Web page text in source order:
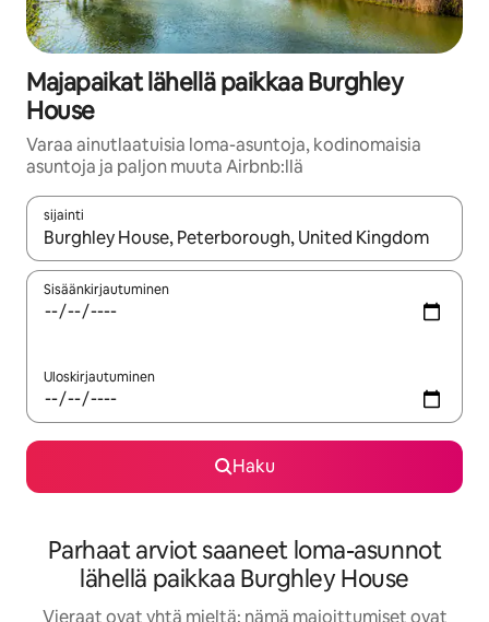
Majapaikat lähellä paikkaa Burghley
House
Varaa ainutlaatuisia loma-asuntoja, kodinomaisia
asuntoja ja paljon muuta Airbnb:llä
sijainti
Kun tulokset ovat saatavilla, navigoi ylös- ja alas-
Sisäänkirjautuminen
Uloskirjautuminen
Haku
Parhaat arviot saaneet loma-asunnot
lähellä paikkaa Burghley House
Vieraat ovat yhtä mieltä: nämä majoittumiset ovat